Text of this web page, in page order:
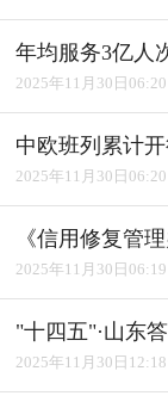
年均服务3亿人
2025年11月30日06:20
2025年11月30日06:20
《信用修复管
2025年11月30日06:19
"十四五"·山东
2025年11月30日12:18